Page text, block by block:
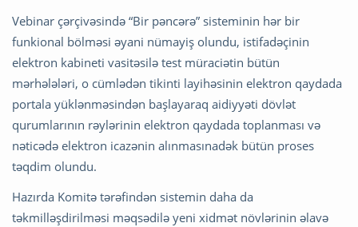
Vebinar çərçivəsində “Bir pəncərə” sisteminin hər bir
funkional bölməsi əyani nümayiş olundu, istifadəçinin
elektron kabineti vasitəsilə test müraciətin bütün
mərhələləri, o cümlədən tikinti layihəsinin elektron qaydada
portala yüklənməsindən başlayaraq aidiyyəti dövlət
qurumlarının rəylərinin elektron qaydada toplanması və
nəticədə elektron icazənin alınmasınadək bütün proses
təqdim olundu.
Hazırda Komitə tərəfindən sistemin daha da
təkmilləşdirilməsi məqsədilə yeni xidmət növlərinin əlavə